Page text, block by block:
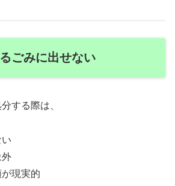
ごみに出せない
する際は、
い
外
が現実的